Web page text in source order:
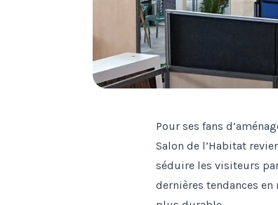
Pour ses fans
Salon de l’Habitat
séduire les visiteurs
dernières tendances